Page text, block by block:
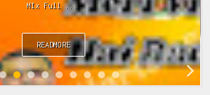
Haridas...
READMORE